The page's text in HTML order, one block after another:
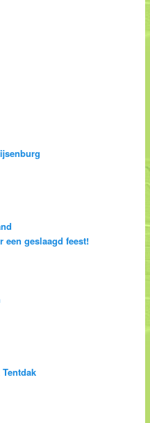
een geslaagd feest!